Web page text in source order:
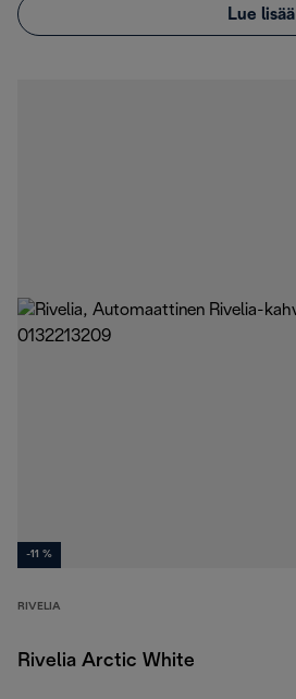
Lue lisää
-11 %
RIVELIA
Rivelia Arctic White